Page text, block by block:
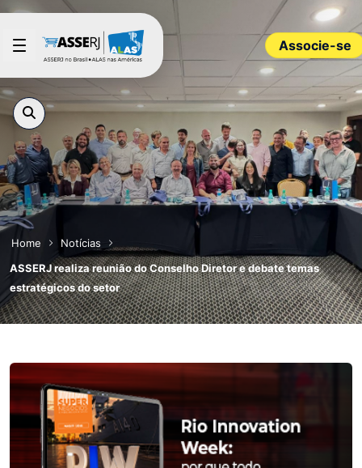
Pular para o Conteúdo principal
Associe-se
Home
Notícias
ASSERJ realiza reunião do Conselho Diretor e debate temas
estratégicos do setor